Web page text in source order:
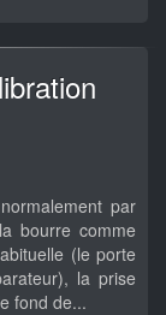
par
bourre comme
(le porte
la prise
fond de...